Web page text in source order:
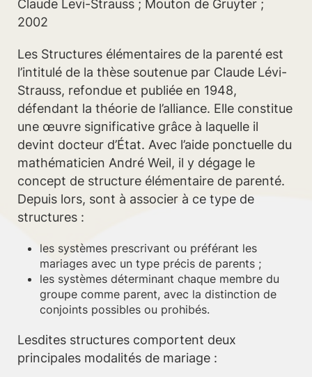
Claude Levi-Strauss ; Mouton de Gruyter ;
2002
Les Structures élémentaires de la parenté est
l’intitulé de la thèse soutenue par Claude Lévi-
Strauss, refondue et publiée en 1948,
défendant la théorie de l’alliance. Elle constitue
une œuvre significative grâce à laquelle il
devint docteur d’État. Avec l’aide ponctuelle du
mathématicien André Weil, il y dégage le
concept de structure élémentaire de parenté.
Depuis lors, sont à associer à ce type de
structures :
les systèmes prescrivant ou préférant les
mariages avec un type précis de parents ;
les systèmes déterminant chaque membre du
groupe comme parent, avec la distinction de
conjoints possibles ou prohibés.
Lesdites structures comportent deux
principales modalités de mariage :